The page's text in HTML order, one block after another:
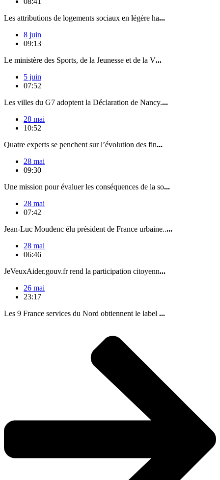
Les attributions de logements sociaux en légère ha...
8 juin
09:13
Le ministère des Sports, de la Jeunesse et de la V...
5 juin
07:52
Les villes du G7 adoptent la Déclaration de Nancy....
28 mai
10:52
Quatre experts se penchent sur l’évolution des fin...
28 mai
09:30
Une mission pour évaluer les conséquences de la so...
28 mai
07:42
Jean-Luc Moudenc élu président de France urbaine.....
28 mai
06:46
JeVeuxAider.gouv.fr rend la participation citoyenn...
26 mai
23:17
Les 9 France services du Nord obtiennent le label ...